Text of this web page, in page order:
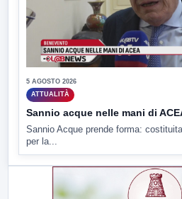
5 AGOSTO 2026
ATTUALITÀ
Sannio acque nelle mani di
Sannio Acque prende forma:
per la...